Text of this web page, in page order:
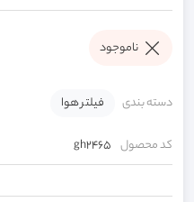
ناموجود
دسته بندی فیلتر هوا
کد محصول gh2465